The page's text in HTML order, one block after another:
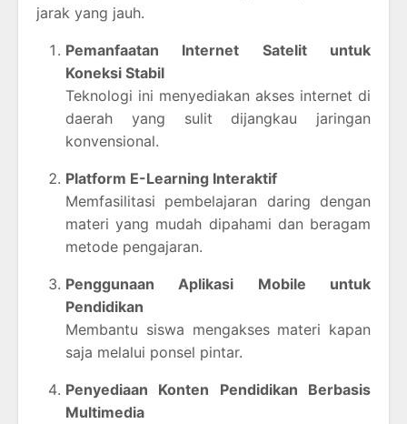
jarak yang jauh.
Pemanfaatan Internet Satelit untuk
Koneksi Stabil
Teknologi ini menyediakan akses internet di
daerah yang sulit dijangkau jaringan
konvensional.
Platform E-Learning Interaktif
Memfasilitasi pembelajaran daring dengan
materi yang mudah dipahami dan beragam
metode pengajaran.
Penggunaan Aplikasi Mobile untuk
Pendidikan
Membantu siswa mengakses materi kapan
saja melalui ponsel pintar.
Penyediaan Konten Pendidikan Berbasis
Multimedia